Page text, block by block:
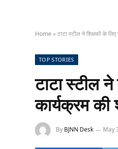
Home »टाटा स्टील ने शिक्षकों के
TOP STORIES
टाटा स्टील ने
कार्यक्रम
By BJNN Desk May